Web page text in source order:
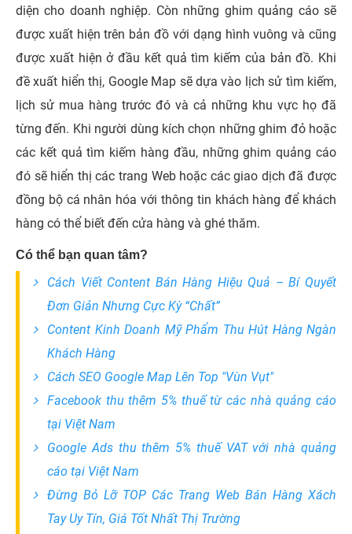
diện cho doanh nghiệp. Còn những ghim quảng cáo sẽ
được xuất hiện trên bản đồ với dạng hình vuông và cũng
được xuất hiện ở đầu kết quả tìm kiếm của bản đồ. Khi
đề xuất hiển thị, Google Map sẽ dựa vào lịch sử tìm kiếm,
lịch sử mua hàng trước đó và cả những khu vực họ đã
từng đến. Khi người dùng kích chọn những ghim đỏ hoặc
các kết quả tìm kiếm hàng đầu, những ghim quảng cáo
đó sẽ hiển thị các trang Web hoặc các giao dịch đã được
đồng bộ cá nhân hóa với thông tin khách hàng để khách
hàng có thể biết đến cửa hàng và ghé thăm.
Có thể bạn quan tâm?
Cách Viết Content Bán Hàng Hiệu Quả – Bí Quyết
Đơn Giản Nhưng Cực Kỳ “Chất”
Content Kinh Doanh Mỹ Phẩm Thu Hút Hàng Ngàn
Khách Hàng
Cách SEO Google Map Lên Top "Vùn Vụt"
Facebook thu thêm 5% thuế từ các nhà quảng cáo
tại Việt Nam
Google Ads thu thêm 5% thuế VAT với nhà quảng
cáo tại Việt Nam
Đừng Bỏ Lỡ TOP Các Trang Web Bán Hàng Xách
Tay Uy Tín, Giá Tốt Nhất Thị Trường